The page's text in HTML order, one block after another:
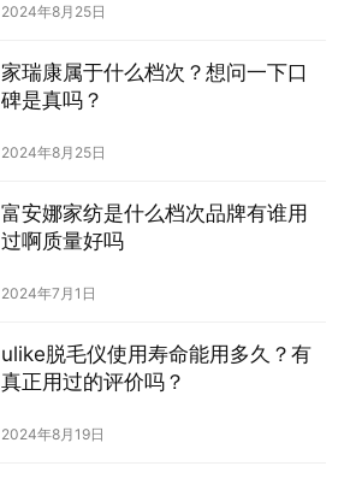
2024年8月25日
家瑞康属于什么档次？想问一下口
碑是真吗？
2024年8月25日
富安娜家纺是什么档次品牌有谁用
过啊质量好吗
2024年7月1日
ulike脱毛仪使用寿命能用多久？有
真正用过的评价吗？
2024年8月19日